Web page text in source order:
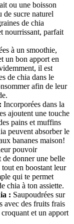
ou une boisson
de sucre naturel
de chia
nourrissant, parfait
à un smoothie,
un bon apport en
il est
de chia dans le
afin de leur
: Incorporées dans la
ajoutent une touche
pains et muffins
peuvent absorber le
bananes maison!
pouvoir
de donner une belle
tout en boostant leur
qui te permet
chia à ton assiette.
: Saupoudrées sur
avec des fruits frais
et un apport